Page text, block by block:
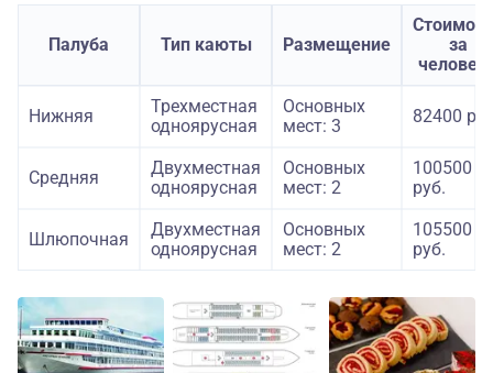
Палуба Тип каюты Размещение
за
Нижняя
Трехместная
одноярусная
Основных
мест: 3
82400
Средняя
Двухместная
одноярусная
Основных
мест: 2
100500
руб.
Шлюпочная
Двухместная
одноярусная
Основных
мест: 2
105500
руб.